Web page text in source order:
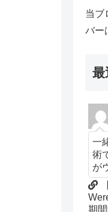
当ブ
バー
最
一
術
が
期